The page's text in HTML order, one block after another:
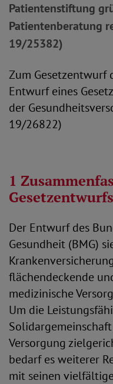
Patientenstiftung
Patientenberatung
19/25382)
Zum Gesetzentwurf
Entwurf eines
der
19/26822)
1
Gesetzentwurfs
Der Entwurf des
Gesundheit (BMG)
flächendeckende
medizinische
Um die
Versorgung
bedarf es weiterer
mit seinen